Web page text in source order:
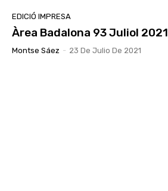
EDICIÓ IMPRESA
Àrea Badalona 93 Juliol 2021
Montse Sáez - 23 De Julio De 2021